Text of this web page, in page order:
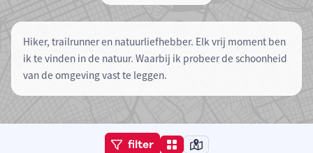
Hiker, trailrunner en natuurliefhebber. Elk vrij moment ben
ik te vinden in de natuur. Waarbij ik probeer de schoonheid
van de omgeving vast te leggen.
filter